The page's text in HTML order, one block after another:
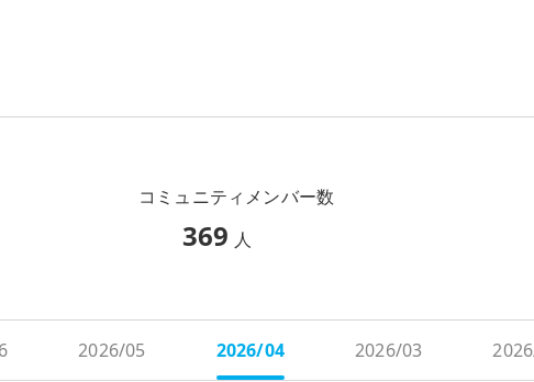
コミュニティメンバー数
369 人
2026/05 2026/04 2026/03